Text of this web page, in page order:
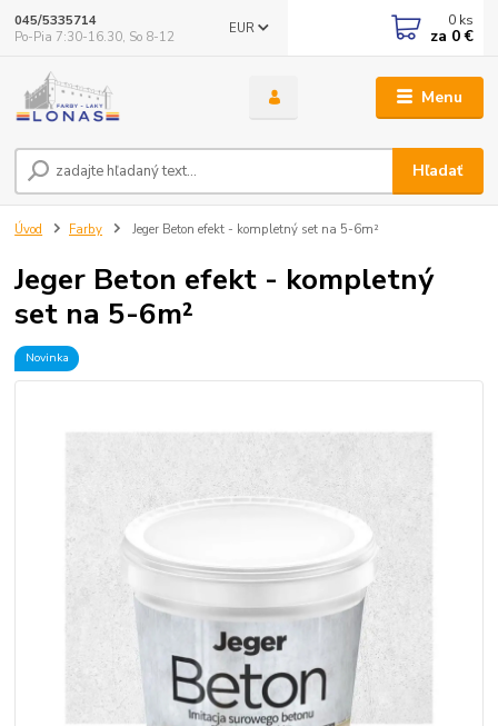
Menu
EUR
Hľadať
045/5335714
Po-Pia 7:30-16.30, So 8-12
0 ks
za 0 €
Úvod Farby Jeger Beton efekt - kompletný set na 5-6m²
Jeger Beton efekt - kompletný
set na 5-6m²
Novinka